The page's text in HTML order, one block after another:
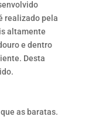
realizado pela
altamente
e dentro
Desta
as baratas.